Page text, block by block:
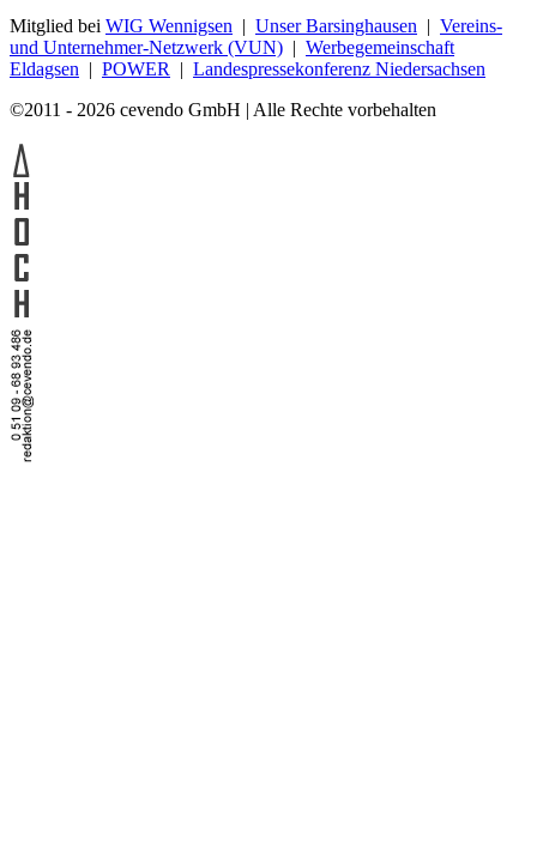
Mitglied bei WIG Wennigsen | Unser Barsinghausen | Vereins-
und Unternehmer-Netzwerk (VUN) | Werbegemeinschaft
Eldagsen | POWER | Landespressekonferenz Niedersachsen
©2011 - 2026 cevendo GmbH | Alle Rechte vorbehalten